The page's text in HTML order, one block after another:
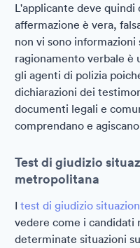
L'applicante deve quindi
affermazione è vera,
non vi sono
ragionamento verbale è
gli agenti di polizia
dichiarazioni dei
documenti legali e
comprendano e
Test di giudizio
metropolitana
I test di giudizio
vedere come i candidati
determinate situazioni